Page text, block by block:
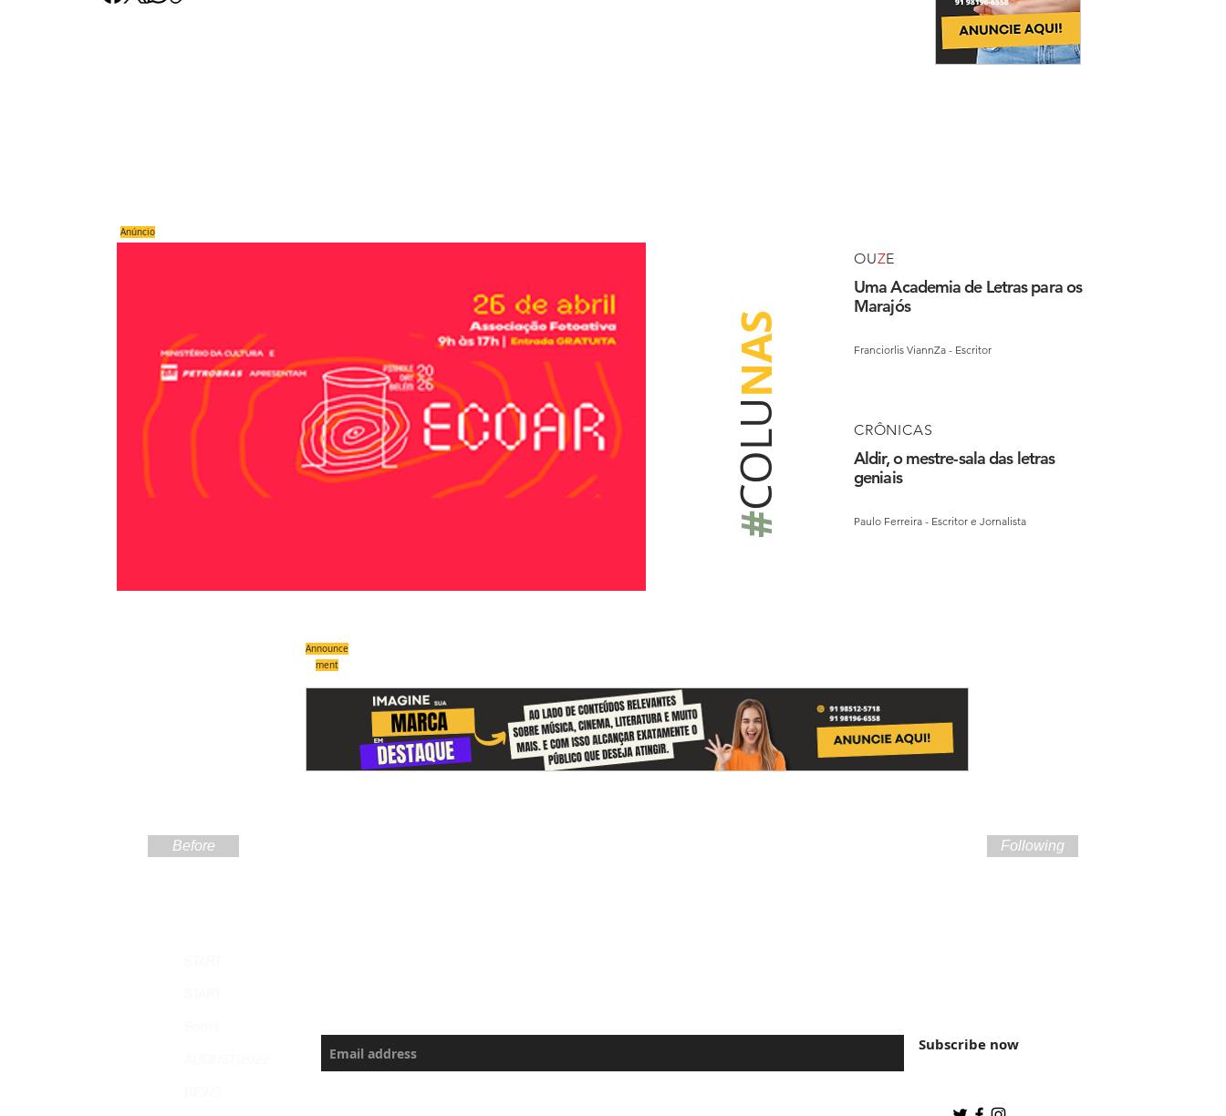
#
COLU
NAS
OUZE
Uma Academia de Letras para os
Marajós
Franciorlis ViannZa - Escritor
CRÔNICAS
Aldir, o mestre-sala das letras
geniais
Paulo Ferreira - Escritor e Jornalista
Anúncio
Announce
ment
Before Following
Subscribe now